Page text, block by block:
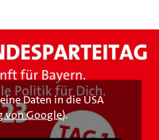
Daten in die USA
von Google).